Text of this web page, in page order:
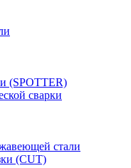
(SPOTTER)
сварки
стали
(CUT)